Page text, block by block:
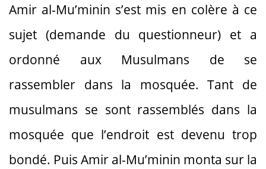
Amir al-Mu’minin s’est mis en colère à ce
sujet (demande du questionneur) et a
ordonné aux Musulmans de se
rassembler dans la mosquée. Tant de
musulmans se sont rassemblés dans la
mosquée que l’endroit est devenu trop
bondé. Puis Amir al-Mu’minin monta sur la